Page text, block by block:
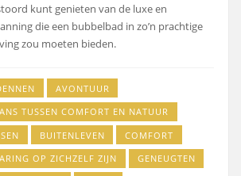
kunt genieten van de luxe en
die een bubbelbad in zo’n prachtige
zou moeten bieden.
AVONTUUR
TUSSEN COMFORT EN NATUUR
BUITENLEVEN
COMFORT
OP ZICHZELF ZIJN
GENEUGTEN